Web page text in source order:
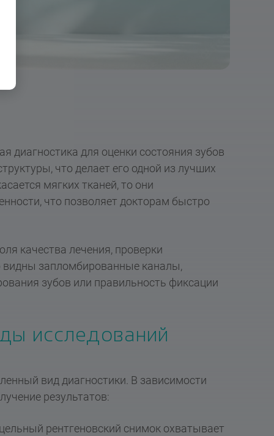
диагностика для оценки состояния зубов
что делает его одной из лучших
мягких тканей, то они
что позволяет докторам быстро
качества лечения, проверки
запломбированные каналы,
зубов или правильность фиксации
исследований
вид диагностики. В зависимости
результатов:
рентгеновский снимок охватывает